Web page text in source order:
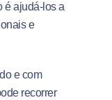
é ajudá-los a
e
e com
recorrer